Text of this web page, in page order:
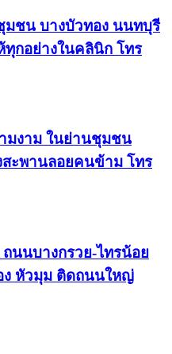
มชน บางบัวทอง นนทบุรี
ทุกอย่างในคลินิก โทร
มงาม ในย่านชุมชน
ะพานลอยคนข้าม โทร
นนบางกรวย-ไทรน้อย
ง หัวมุม ติดถนนใหญ่